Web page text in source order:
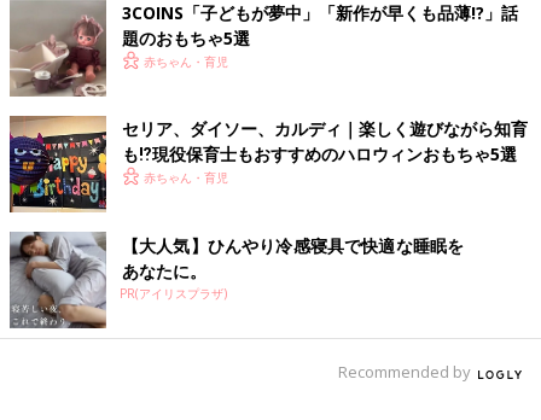
3COINS「子どもが夢中」「新作が早くも品薄!?」話
題のおもちゃ5選
赤ちゃん・育児
セリア、ダイソー、カルディ｜楽しく遊びながら知育
も⁉現役保育士もおすすめのハロウィンおもちゃ5選
赤ちゃん・育児
【大人気】ひんやり冷感寝具で快適な睡眠を
あなたに。
PR(アイリスプラザ)
Recommended by